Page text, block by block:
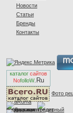
Новости
Статьи
Бренды
Контакты
каталог сайтов
NofolloW.Ru
Фото